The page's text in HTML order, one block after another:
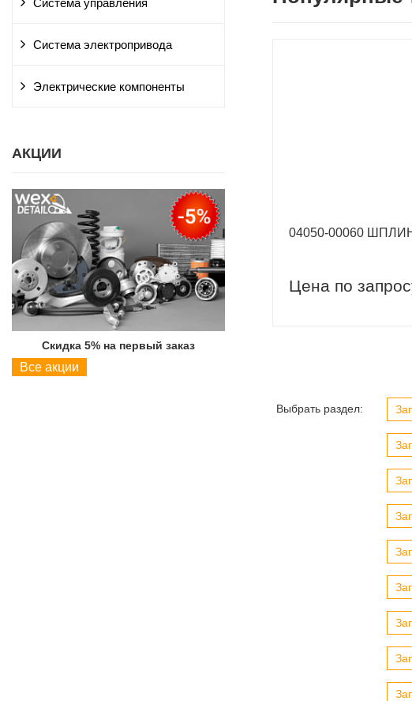
Система управления
Система электропривода
Электрические компоненты
АКЦИИ
Скидка 5% на первый заказ
Все акции
04050-00060
Цена по
Выбрать раздел: